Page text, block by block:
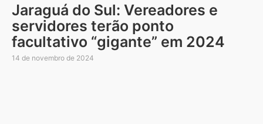
Jaraguá do Sul: Vereadores e
servidores terão ponto
facultativo “gigante” em 2024
14 de novembro de 2024